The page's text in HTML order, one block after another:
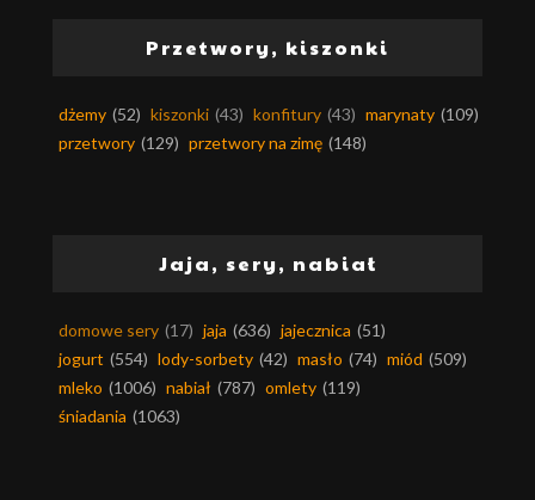
Przetwory, kiszonki
dżemy (52) kiszonki (43) konfitury (43) marynaty (109)
przetwory (129) przetwory na zimę (148)
Jaja, sery, nabiał
domowe sery (17) jaja (636) jajecznica (51)
jogurt (554) lody-sorbety (42) masło (74) miód (509)
mleko (1006) nabiał (787) omlety (119)
śniadania (1063)